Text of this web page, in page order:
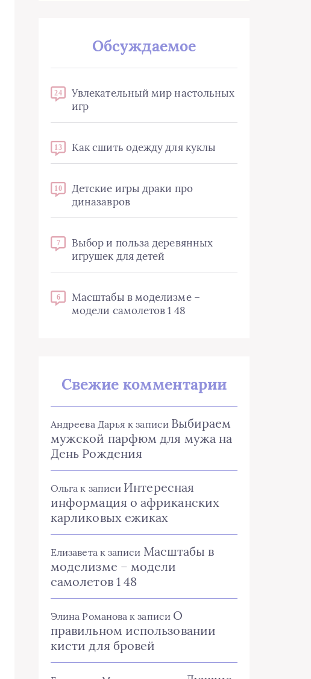
Обсуждаемое
24
Увлекательный мир настольных
игр
13 Как сшить одежду для куклы
10
Детские игры драки про
диназавров
7
Выбор и польза деревянных
игрушек для детей
6
Масштабы в моделизме –
модели самолетов 1 48
Свежие комментарии
Андреева Дарья к записи Выбираем
мужской парфюм для мужа на
День Рождения
Ольга к записи Интересная
информация о африканских
карликовых ежиках
Елизаветак записи Масштабы в
моделизме – модели
самолетов 1 48
Элина Романова к записи О
правильном использовании
кисти для бровей